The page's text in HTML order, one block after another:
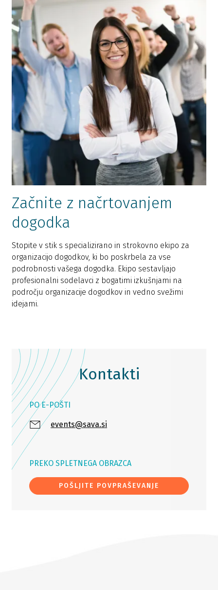
Začnite z načrtovanjem
dogodka
Stopite v stik s specializirano in strokovno ekipo za
organizacijo dogodkov, ki bo poskrbela za vse
podrobnosti vašega dogodka. Ekipo sestavljajo
profesionalni sodelavci z bogatimi izkušnjami na
področju organizacije dogodkov in vedno svežimi
idejami.
Kontakti
PO E-POŠTI
events@sava.si
PREKO SPLETNEGA OBRAZCA
POŠLJITE POVPRAŠEVANJE